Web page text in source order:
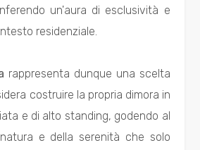
un'aura di esclusività e
residenziale.
rappresenta dunque una scelta
costruire la propria dimora in
e di alto standing, godendo al
e della serenità che solo